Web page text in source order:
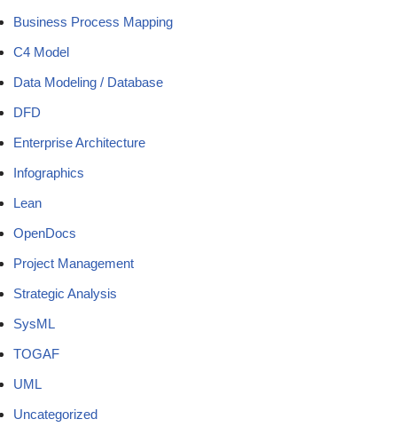
Business Process Mapping
C4 Model
Data Modeling / Database
DFD
Enterprise Architecture
Infographics
Lean
OpenDocs
Project Management
Strategic Analysis
SysML
TOGAF
UML
Uncategorized